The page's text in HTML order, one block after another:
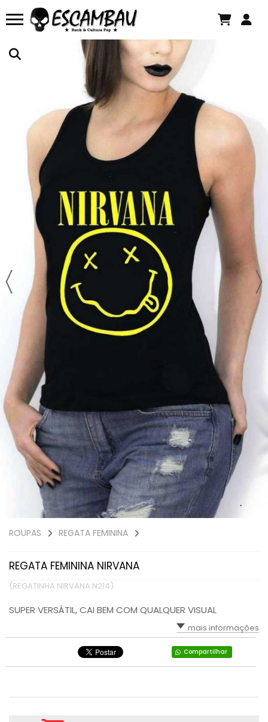
ROUPAS REGATA FEMININA
REGATA FEMININA NIRVANA
(REGATINHA NIRVANA N214)
SUPER VERSÁTIL, CAI BEM COM QUALQUER VISUAL
mais informações
Compartilhar
CAMISETA IMAGINE DRAGONS BELIEVER
Há 6 horas